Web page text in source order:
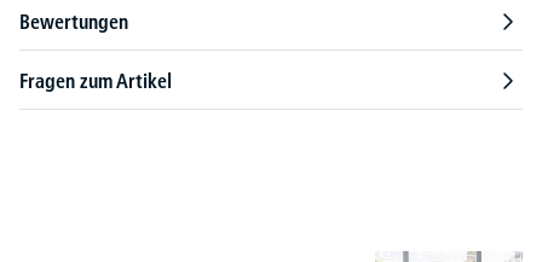
Bewertungen
Fragen zum Artikel